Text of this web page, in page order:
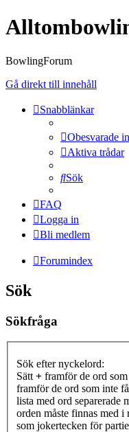
BowlingForum
Gå direkt till innehåll
Snabblänkar
Obesvarade
Aktiva trådar
Sök
FAQ
Logga in
Bli medlem
Forumindex
Sök
Sökfråga
Sök efter nyckelord:
Sätt + framför de ord
framför de ord som inte
lista med ord separerade
orden måste finnas med i
som jokertecken för